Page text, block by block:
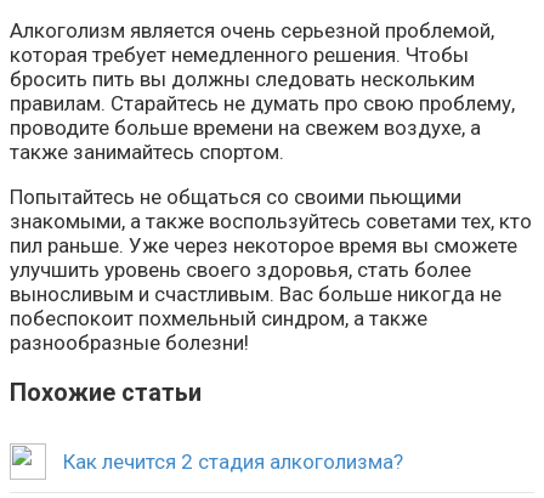
Алкоголизм является очень серьезной проблемой,
которая требует немедленного решения. Чтобы
бросить пить вы должны следовать нескольким
правилам. Старайтесь не думать про свою проблему,
проводите больше времени на свежем воздухе, а
также занимайтесь спортом.
Попытайтесь не общаться со своими пьющими
знакомыми, а также воспользуйтесь советами тех, кто
пил раньше. Уже через некоторое время вы сможете
улучшить уровень своего здоровья, стать более
выносливым и счастливым. Вас больше никогда не
побеспокоит похмельный синдром, а также
разнообразные болезни!
Похожие статьи
Как лечится 2 стадия алкоголизма?